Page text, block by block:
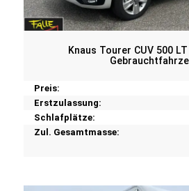
Knaus Tourer CUV 500 LT
Preis:
Erstzulassung:
Schlafplätze:
Zul. Gesamtmasse: